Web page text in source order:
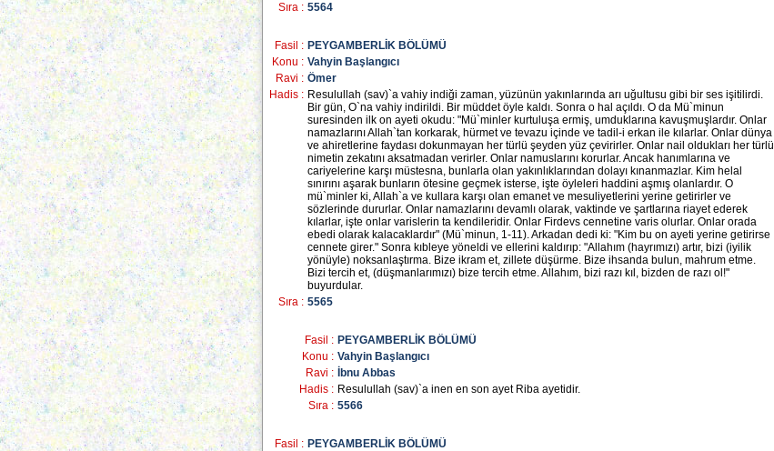
Sıra : 5564
Fasil : PEYGAMBERLİK BÖLÜMÜ
Konu : Vahyin Başlangıcı
Ravi : Ömer
Hadis : Resulullah (sav)`a vahiy indiği zaman, yüzünün yakınlarında arı uğultusu gibi bir ses işitilirdi.
Bir gün, O`na vahiy indirildi. Bir müddet öyle kaldı. Sonra o hal açıldı. O da Mü`minun
suresinden ilk on ayeti okudu: "Mü`minler kurtuluşa ermiş, umduklarına kavuşmuşlardır. Onlar
namazlarını Allah`tan korkarak, hürmet ve tevazu içinde ve tadil-i erkan ile kılarlar. Onlar dünya
ve ahiretlerine faydası dokunmayan her türlü şeyden yüz çevirirler. Onlar nail oldukları her türlü
nimetin zekatını aksatmadan verirler. Onlar namuslarını korurlar. Ancak hanımlarına ve
cariyelerine karşı müstesna, bunlarla olan yakınlıklarından dolayı kınanmazlar. Kim helal
sınırını aşarak bunların ötesine geçmek isterse, işte öyleleri haddini aşmış olanlardır. O
mü`minler ki, Allah`a ve kullara karşı olan emanet ve mesuliyetlerini yerine getirirler ve
sözlerinde dururlar. Onlar namazlarını devamlı olarak, vaktinde ve şartlarına riayet ederek
kılarlar, işte onlar varislerin ta kendileridir. Onlar Firdevs cennetine varis olurlar. Onlar orada
ebedi olarak kalacaklardır" (Mü`minun, 1-11). Arkadan dedi ki: "Kim bu on ayeti yerine getirirse
cennete girer." Sonra kıbleye yöneldi ve ellerini kaldırıp: "Allahım (hayrımızı) artır, bizi (iyilik
yönüyle) noksanlaştırma. Bize ikram et, zillete düşürme. Bize ihsanda bulun, mahrum etme.
Bizi tercih et, (düşmanlarımızı) bize tercih etme. Allahım, bizi razı kıl, bizden de razı ol!"
buyurdular.
Sıra : 5565
Fasil : PEYGAMBERLİK BÖLÜMÜ
Konu : Vahyin Başlangıcı
Ravi :
İbnu Abbas
Hadis : Resulullah (sav)`a inen en son ayet Riba ayetidir.
Sıra : 5566
Fasil : PEYGAMBERLİK BÖLÜMÜ